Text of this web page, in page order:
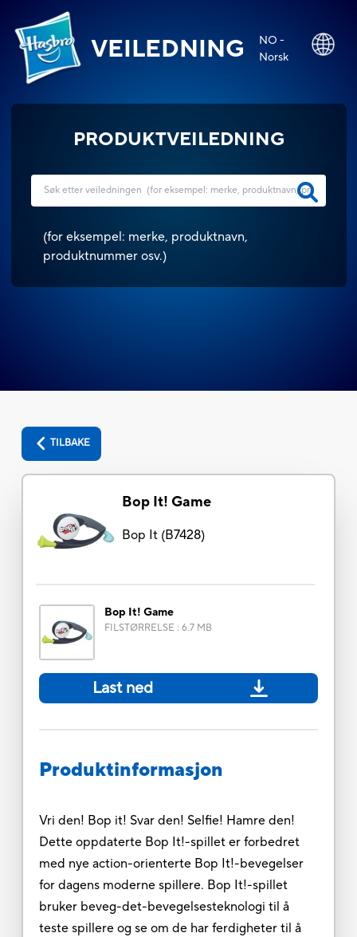
VEILEDNING
NO -
Norsk
PRODUKTVEILEDNING
(for eksempel: merke, produktnavn,
produktnummer osv.)
TILBAKE
Bop It! Game
Bop It(B7428)
Bop It! Game
FILSTØRRELSE : 6.7 MB
Last ned
Produktinformasjon
Vri den! Bop it! Svar den! Selfie! Hamre den!
Dette oppdaterte Bop It!-spillet er forbedret
med nye action-orienterte Bop It!-bevegelser
for dagens moderne spillere. Bop It!-spillet
bruker beveg-det-bevegelsesteknologi til å
teste spillere og se om de har ferdigheter til å